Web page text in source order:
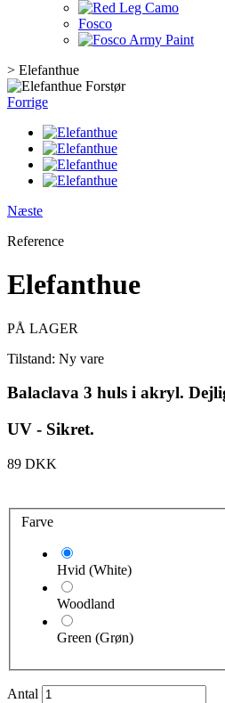
Fosco
> Elefanthue
Forstør
Forrige
Næste
Reference
Elefanthue
PÅ LAGER
Tilstand: Ny vare
Balaclava 3 huls i akryl.
UV - Sikret.
89 DKK
Farve
Hvid (White)
Woodland
Green (Grøn)
Antal